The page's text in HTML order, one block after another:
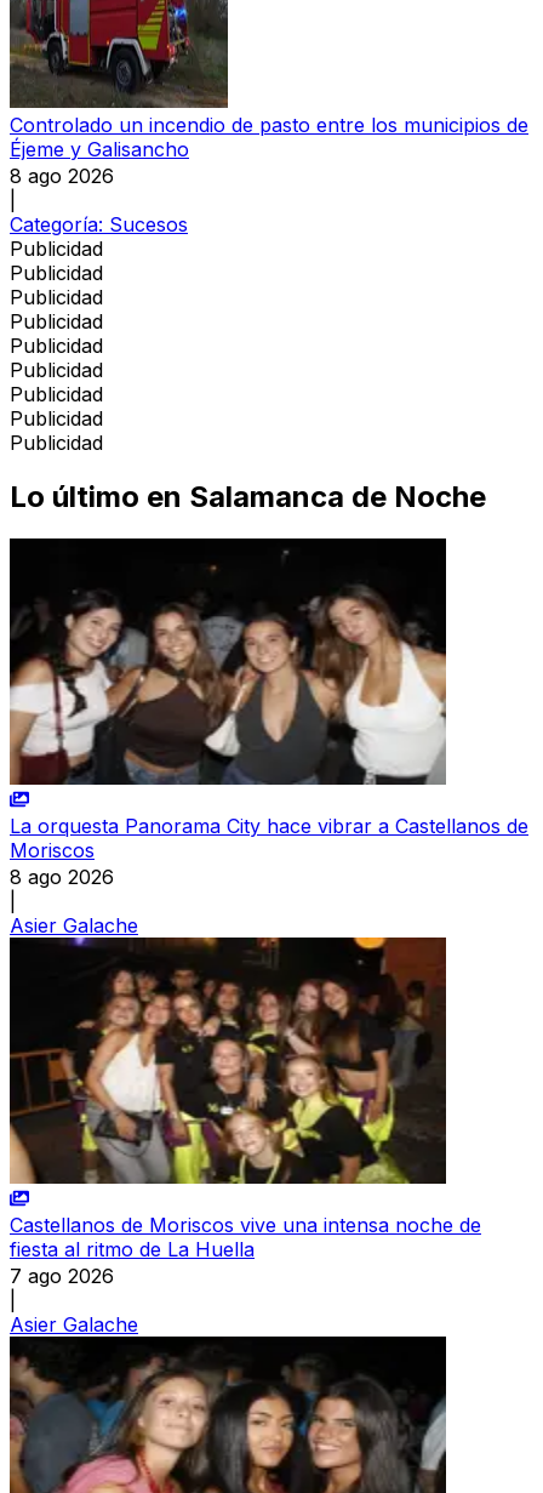
Controlado un incendio de pasto entre los municipios de
Éjeme y Galisancho
8 ago 2026
Categoría: Sucesos
Publicidad
Publicidad
Publicidad
Publicidad
Publicidad
Publicidad
Publicidad
Publicidad
Publicidad
Lo último en Salamanca de Noche
La orquesta Panorama City hace vibrar a Castellanos de
Moriscos
8 ago 2026
Asier Galache
Castellanos de Moriscos vive una intensa noche de
fiesta al ritmo de La Huella
7 ago 2026
Asier Galache